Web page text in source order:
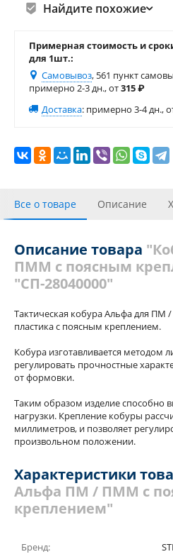
Найдите похожие
Примерная стоимость и
для 1шт.:
Самовывоз, 561 пункт
примерно 2-3 дн., от315₽
Доставка: примерно 3-4 дн.,
Все о товаре Описание
Похожие товары Теги
Описание товара
ПММ с поясным
"СП-28040000"
Тактическая кобура Альфа для
пластика с поясным креплением.
Кобура изготавливается методом
регулировать прочностные
от формовки.
Таким образом изделие способно
нагрузки. Крепление кобуры
миллиметров, и позволяет
произвольном положении.
Характеристики
Альфа ПМ / ПММ с
креплением"
Бренд: